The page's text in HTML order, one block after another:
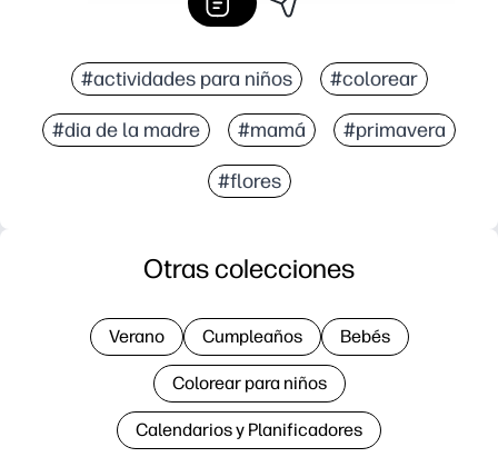
#actividades para niños #colorear
#dia de la madre #mamá #primavera
#flores
Otras colecciones
Verano Cumpleaños Bebés
Colorear para niños
Calendarios y Planificadores